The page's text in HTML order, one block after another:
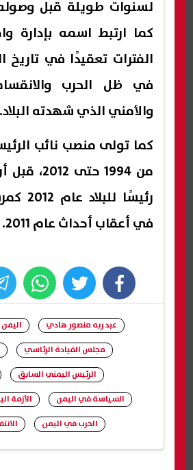
لسنوات طويلة قبل
كما ارتبط اسمه بإدارة
الفترات تعقيدًا في تاريخ
في ظل الحرب
والأمني الذي شهدته البلاد.
كما تولى منصب نائب
من 1994 حتى
رئيسًا
في أعقاب أحداث عام 2011.
facebook
twitter
whats
عبد ربه منصور هادي اليمن
مجلس القيادة الرئاسي
الرئيس اليمني السابق
السياسة في اليمن
الأزمة
الحرب في اليمن